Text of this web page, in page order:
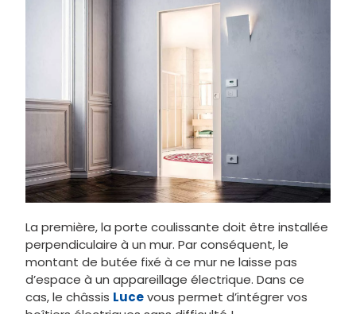
La première, la porte coulissante doit être installée
perpendiculaire à un mur. Par conséquent, le
montant de butée fixé à ce mur ne laisse pas
d’espace à un appareillage électrique. Dans ce
cas, le châssis Lucevous permet d’intégrer vos